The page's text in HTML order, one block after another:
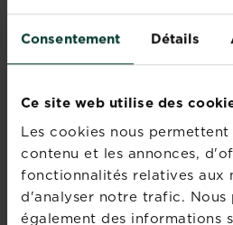
Consentement Détails
Ce site web utilise des
Les cookies nous
contenu et les annonces,
fonctionnalités relatives aux
d'analyser notre trafic. Nous
également des informations
sec.
COMMENT RÉUSSIR
DES OIGNONS ?
Les oignons plantés au
prêts à récolter en fin d’été
Les oignons plantés à
début au milieu de l’été.